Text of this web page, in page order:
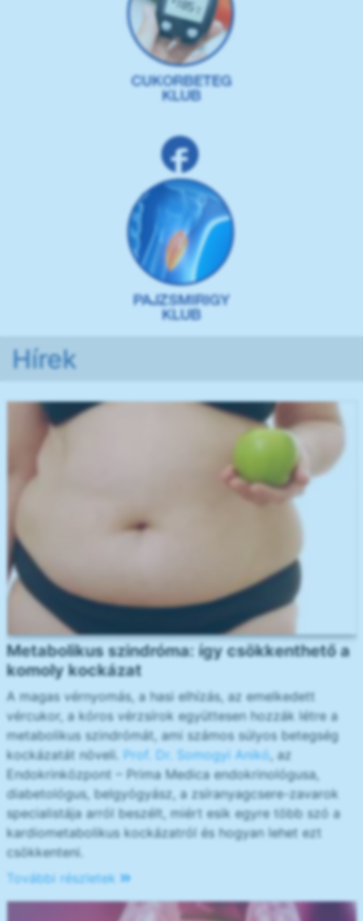
Hírek
Metabolikus szindróma: így csökkenthető a
komoly kockázat
A magas vérnyomás, a hasi elhízás, az emelkedett
vércukor, a kóros vérzsírok együttesen hozzák létre a
metabolikus szindrómát, ami számos súlyos betegség
kockázatát növeli. Prof. Dr. Somogyi Anikó, az
Endokrinközpont – Prima Medica endokrinológusa,
diabetológus, belgyógyász, a zsíranyagcsere-zavarok
specialistája arról beszélt, miért esik egyre több szó a
kardiometabolikus kockázatról és hogyan lehet ezt
csökkenteni.
További részletek